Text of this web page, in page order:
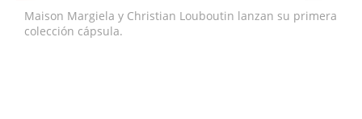
Maison Margiela y Christian Louboutin lanzan su primera
colección cápsula.